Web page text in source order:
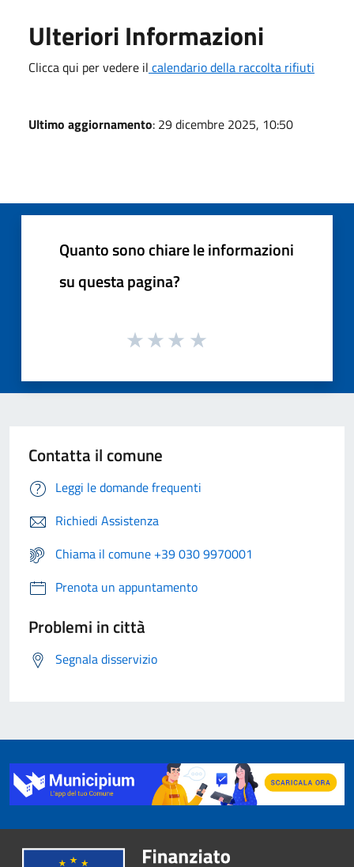
Ulteriori Informazioni
Clicca qui per vedere il calendario della raccolta rifiuti
Ultimo aggiornamento: 29 dicembre 2025, 10:50
Quanto sono chiare le informazioni
su questa pagina?
Contatta il comune
Leggi le domande frequenti
Richiedi Assistenza
Chiama il comune +39 030 9970001
Prenota un appuntamento
Problemi in città
Segnala disservizio